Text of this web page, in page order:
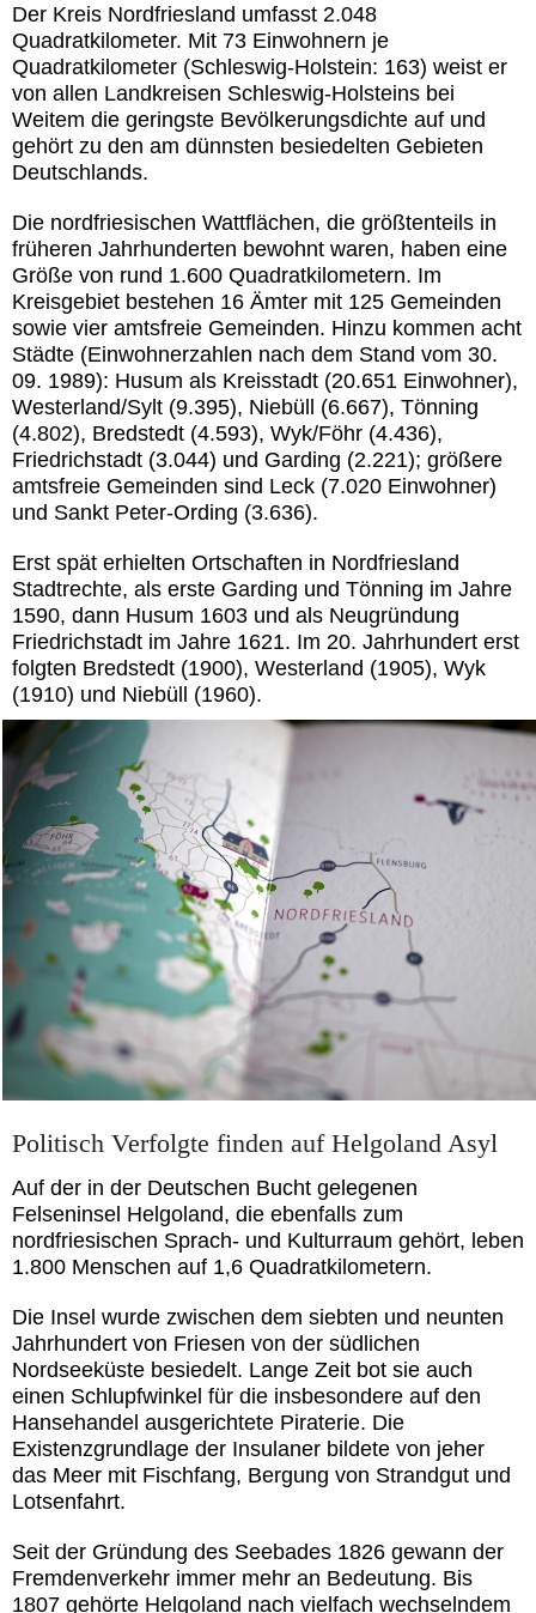
Der Kreis Nordfriesland umfasst 2.048
Quadratkilometer. Mit 73 Einwohnern je
Quadratkilometer (Schleswig-Holstein: 163) weist er
von allen Landkreisen Schleswig-Holsteins bei
Weitem die geringste Bevölkerungsdichte auf und
gehört zu den am dünnsten besiedelten Gebieten
Deutschlands.
Die nordfriesischen Wattflächen, die größtenteils in
früheren Jahrhunderten bewohnt waren, haben eine
Größe von rund 1.600 Quadratkilometern. Im
Kreisgebiet bestehen 16 Ämter mit 125 Gemeinden
sowie vier amtsfreie Gemeinden. Hinzu kommen acht
Städte (Einwohnerzahlen nach dem Stand vom 30.
09. 1989): Husum als Kreisstadt (20.651 Einwohner),
Westerland/Sylt (9.395), Niebüll (6.667), Tönning
(4.802), Bredstedt (4.593), Wyk/Föhr (4.436),
Friedrichstadt (3.044) und Garding (2.221); größere
amtsfreie Gemeinden sind Leck (7.020 Einwohner)
und Sankt Peter-Ording (3.636).
Erst spät erhielten Ortschaften in Nordfriesland
Stadtrechte, als erste Garding und Tönning im Jahre
1590, dann Husum 1603 und als Neugründung
Friedrichstadt im Jahre 1621. Im 20. Jahrhundert erst
folgten Bredstedt (1900), Westerland (1905), Wyk
(1910) und Niebüll (1960).
Politisch Verfolgte finden auf Helgoland Asyl
Auf der in der Deutschen Bucht gelegenen
Felseninsel Helgoland, die ebenfalls zum
nordfriesischen Sprach- und Kulturraum gehört, leben
1.800 Menschen auf 1,6 Quadratkilometern.
Die Insel wurde zwischen dem siebten und neunten
Jahrhundert von Friesen von der südlichen
Nordseeküste besiedelt. Lange Zeit bot sie auch
einen Schlupfwinkel für die insbesondere auf den
Hansehandel ausgerichtete Piraterie. Die
Existenzgrundlage der Insulaner bildete von jeher
das Meer mit Fischfang, Bergung von Strandgut und
Lotsenfahrt.
Seit der Gründung des Seebades 1826 gewann der
Fremdenverkehr immer mehr an Bedeutung. Bis
1807 gehörte Helgoland nach vielfach wechselndem